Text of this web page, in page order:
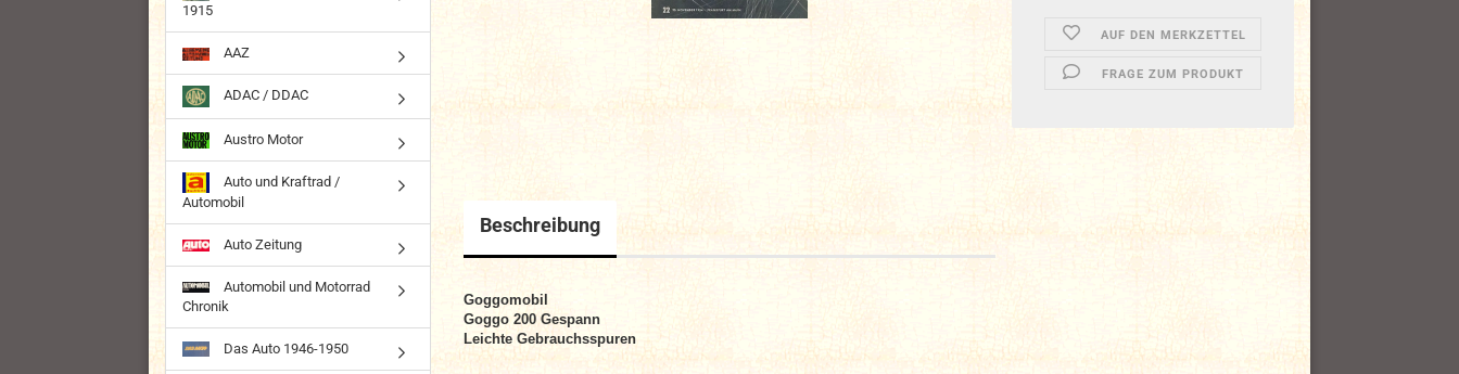
AUF DEN MERKZETTEL
FRAGE ZUM PRODUKT
Beschreibung
Goggomobil
Goggo 200 Gespann
Leichte Gebrauchsspuren
1915
AAZ
ADAC / DDAC
Austro Motor
Auto und Kraftrad /
Automobil
Auto Zeitung
Automobil und Motorrad
Chronik
Das Auto 1946-1950